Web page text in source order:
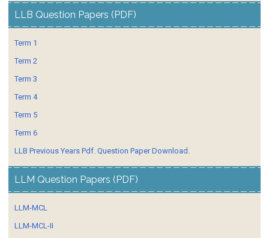
LLB Question Papers (PDF)
Term 1
Term 2
Term 3
Term 4
Term 5
Term 6
LLB Previous Years Pdf. Question Paper Download.
LLM Question Papers (PDF)
LLM-MCL
LLM-MCL-II